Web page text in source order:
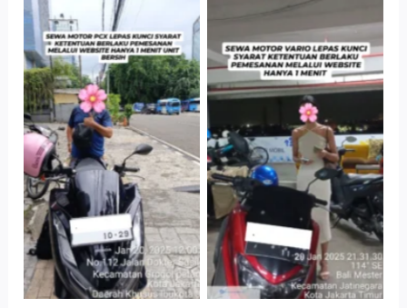
Antar Jemput
Kendaraan
Cityplaza
Jatinegara Gedung
Parkir P6A